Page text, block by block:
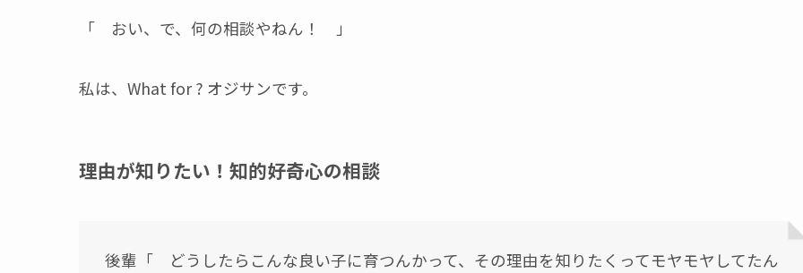
「 おい、で、何の相談やねん！ 」
私は、What for ? オジサンです。
理由が知りたい！知的好奇心の相談
後輩「 どうしたらこんな良い子に育つんかって、その理由を知りたくってモヤモヤしてたん